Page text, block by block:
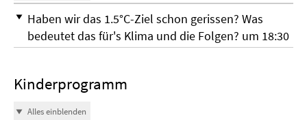
Haben wir das 1.5°C-Ziel schon gerissen? Was
bedeutet das für's Klima und die Folgen? um 18:30
Kinderprogramm
Alles einblenden